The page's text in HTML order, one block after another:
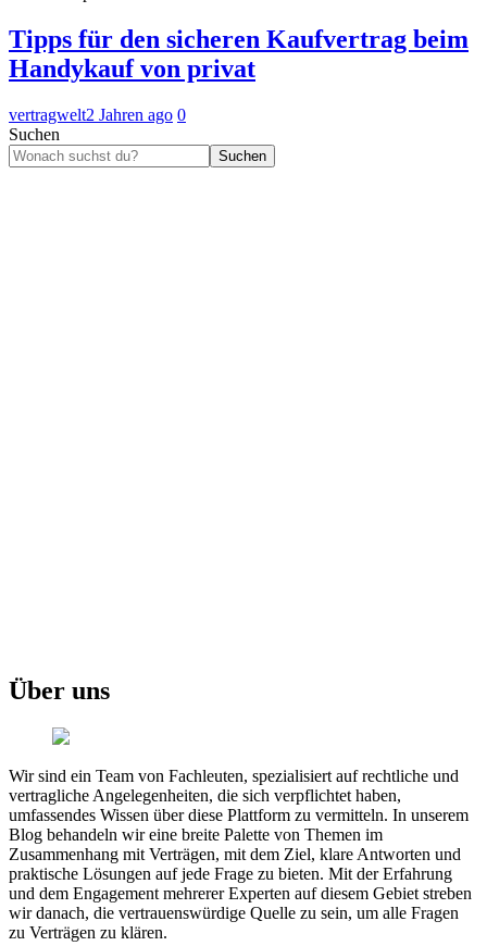
Tipps für den sicheren Kaufvertrag beim
Handykauf von privat
vertragwelt2 Jahren ago 0
Suchen
Suchen
Über uns
Wir sind ein Team von Fachleuten, spezialisiert auf rechtliche und
vertragliche Angelegenheiten, die sich verpflichtet haben,
umfassendes Wissen über diese Plattform zu vermitteln. In unserem
Blog behandeln wir eine breite Palette von Themen im
Zusammenhang mit Verträgen, mit dem Ziel, klare Antworten und
praktische Lösungen auf jede Frage zu bieten. Mit der Erfahrung
und dem Engagement mehrerer Experten auf diesem Gebiet streben
wir danach, die vertrauenswürdige Quelle zu sein, um alle Fragen
zu Verträgen zu klären.